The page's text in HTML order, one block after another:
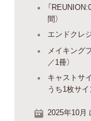
「
間）
エンドクレ
メイキング
／1冊）
キャストサ
うち1枚サ
2025年10月